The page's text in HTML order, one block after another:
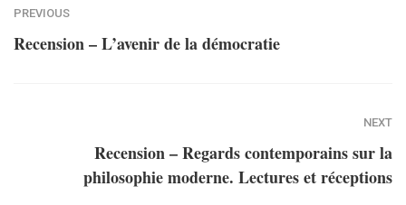
PREVIOUS
Recension – L’avenir de la démocratie
NEXT
Recension – Regards contemporains sur la
philosophie moderne. Lectures et réceptions